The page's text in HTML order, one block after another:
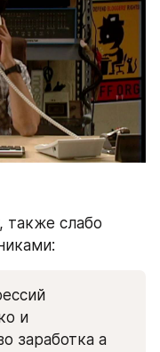
также слабо
и
заработка а